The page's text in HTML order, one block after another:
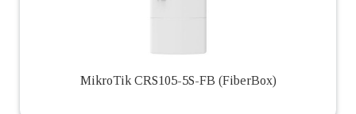
MikroTik CRS105-5S-FB (FiberBox)